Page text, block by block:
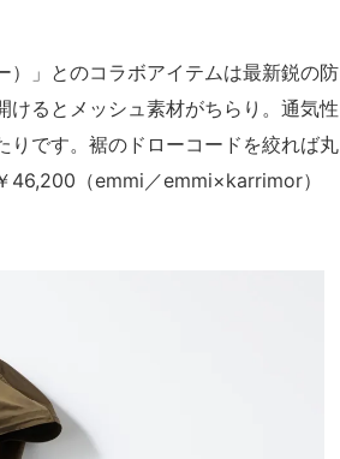
」とのコラボアイテムは最新鋭の防
けるとメッシュ素材がちらり。通気性
りです。裾のドローコードを絞れば丸
46,200（emmi／emmi×karrimor）